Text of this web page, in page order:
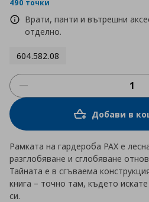
490 точки
Врати, панти и вътрешни
отделно.
604.582.08
Добави в
Рамката на гардероба PAX е
разглобяване и сглобяване
Тайната е в сгъваема
книга – точно там, където
си.